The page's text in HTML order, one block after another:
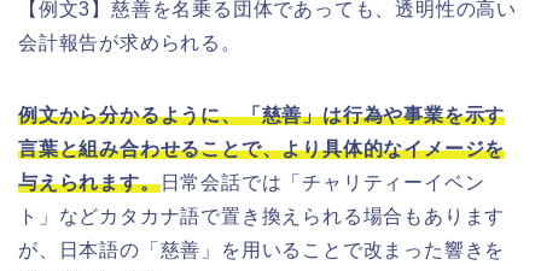
【例文3】慈善を名乗る団体であっても、透明性の高い
会計報告が求められる。
例文から分かるように、「慈善」は行為や事業を示す
言葉と組み合わせることで、より具体的なイメージを
与えられます。日常会話では「チャリティーイベン
ト」などカタカナ語で置き換えられる場合もあります
が、日本語の「慈善」を用いることで改まった響きを